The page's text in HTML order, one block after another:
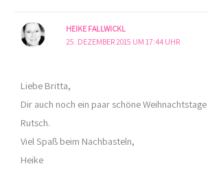
HEIKE FALLWICKL
25. DEZEMBER 2015 UM 17:44 UHR
Liebe Britta,
Dir auch noch ein paar schöne
Rutsch.
Viel Spaß beim Nachbasteln,
Heike